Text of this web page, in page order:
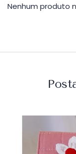
Nenhum produto